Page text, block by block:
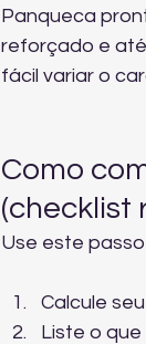
Panqueca
reforçado e até
fácil variar o
Como
(checklist
Use este
Calcule
Liste o